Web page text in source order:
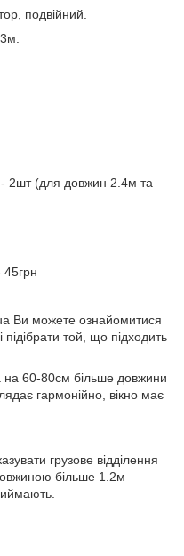
подвійний.
- 2шт (для довжин 2.4м та
45грн
Ви можете ознайомитися
той, що підходить
60-80см більше довжини
гармонійно, вікно має
грузове відділення
більше 1.2м